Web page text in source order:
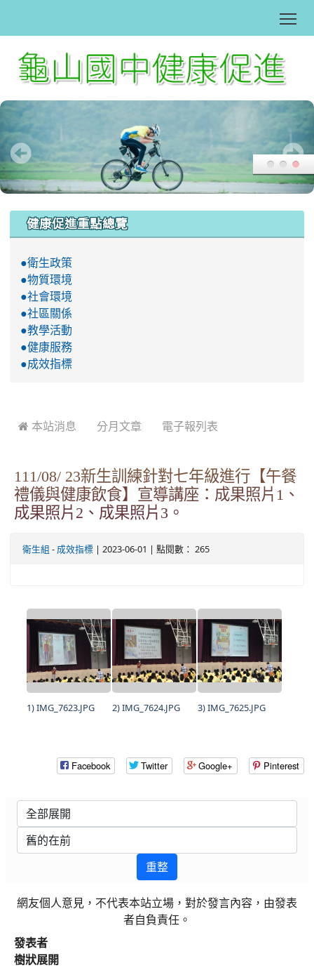
健康促進重點總覽
●衛生政策
●物質環境
●社會環境
●社區關係
●教學活動
●健康服務
●成效指標
 本站消息 分月文章 電子報列表
111/08/ 23新生訓練針對七年級進行【午餐
禮儀與健康飲食】宣導講座：成果照片1、
成果照片2、成果照片3。
衛生組 - 成效指標 | 2023-06-01 | 點閱數： 265
1) IMG_7623.JPG 2) IMG_7624.JPG 3) IMG_7625.JPG
Facebook Twitter Google+ Pinterest
重整
網友個人意見，不代表本站立場，對於發言內容，由發表
者自負責任。
發表者
樹狀展開